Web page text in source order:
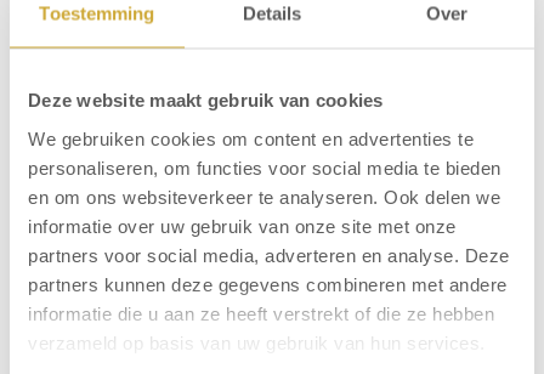
Toestemming Details Over
Deze website maakt gebruik van cookies
We gebruiken cookies om content en advertenties te
personaliseren, om functies voor social media te bieden
en om ons websiteverkeer te analyseren. Ook delen we
informatie over uw gebruik van onze site met onze
partners voor social media, adverteren en analyse. Deze
partners kunnen deze gegevens combineren met andere
informatie die u aan ze heeft verstrekt of die ze hebben
verzameld op basis van uw gebruik van hun services.
Een impressie van
Hotel in Egmond